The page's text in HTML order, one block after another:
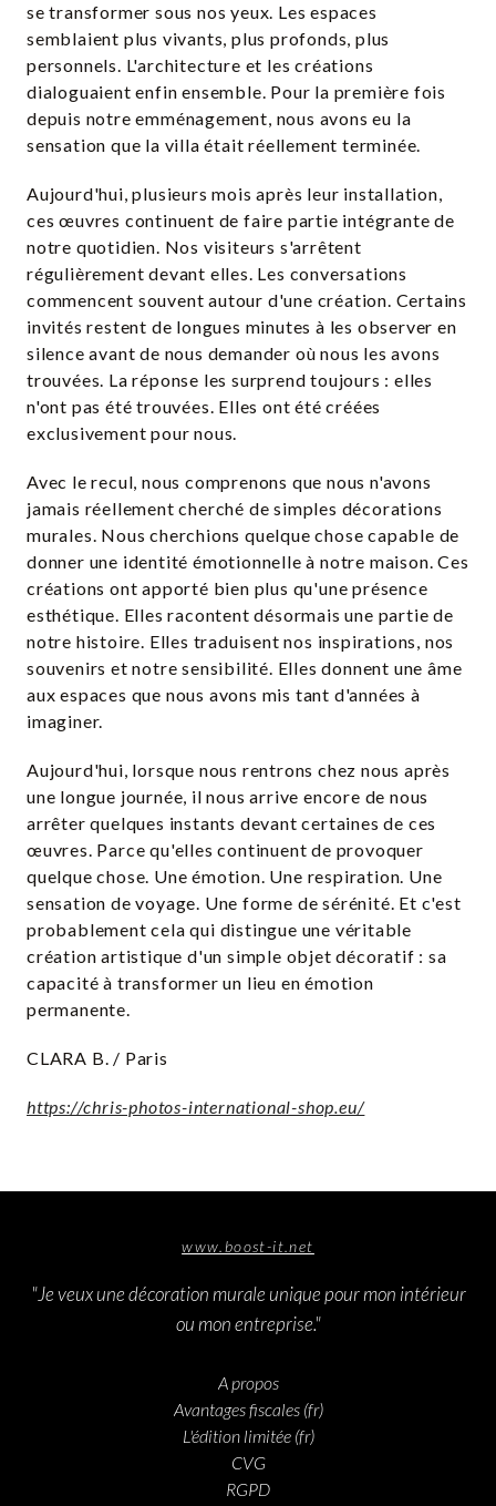
se transformer sous nos yeux. Les espaces
semblaient plus vivants, plus profonds, plus
personnels. L'architecture et les créations
dialoguaient enfin ensemble. Pour la première fois
depuis notre emménagement, nous avons eu la
sensation que la villa était réellement terminée.
Aujourd'hui, plusieurs mois après leur installation,
ces œuvres continuent de faire partie intégrante de
notre quotidien. Nos visiteurs s'arrêtent
régulièrement devant elles. Les conversations
commencent souvent autour d'une création. Certains
invités restent de longues minutes à les observer en
silence avant de nous demander où nous les avons
trouvées. La réponse les surprend toujours : elles
n'ont pas été trouvées. Elles ont été créées
exclusivement pour nous.
Avec le recul, nous comprenons que nous n'avons
jamais réellement cherché de simples décorations
murales. Nous cherchions quelque chose capable de
donner une identité émotionnelle à notre maison. Ces
créations ont apporté bien plus qu'une présence
esthétique. Elles racontent désormais une partie de
notre histoire. Elles traduisent nos inspirations, nos
souvenirs et notre sensibilité. Elles donnent une âme
aux espaces que nous avons mis tant d'années à
imaginer.
Aujourd'hui, lorsque nous rentrons chez nous après
une longue journée, il nous arrive encore de nous
arrêter quelques instants devant certaines de ces
œuvres. Parce qu'elles continuent de provoquer
quelque chose. Une émotion. Une respiration. Une
sensation de voyage. Une forme de sérénité. Et c'est
probablement cela qui distingue une véritable
création artistique d'un simple objet décoratif : sa
capacité à transformer un lieu en émotion
permanente.
CLARA B. / Paris
https://chris-photos-international-shop.eu/
www.boost-it.net
"Je veux une décoration murale unique pour mon intérieur
ou mon entreprise."
A propos
Avantages fiscales (fr)
L'édition limitée (fr)
CVG
RGPD